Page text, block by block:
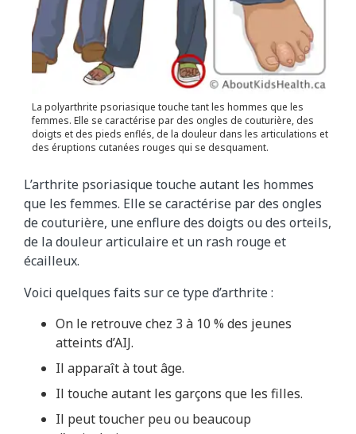
La polyarthrite psoriasique touche tant les hommes que les
femmes. Elle se caractérise par des ongles de couturière, des
doigts et des pieds enflés, de la douleur dans les articulations et
des éruptions cutanées rouges qui se desquament.
L’arthrite psoriasique touche autant les hommes
que les femmes. Elle se caractérise par des ongles
de couturière, une enflure des doigts ou des orteils,
de la douleur articulaire et un rash rouge et
écailleux.
Voici quelques faits sur ce type d’arthrite :
On le retrouve chez 3 à 10 % des jeunes
atteints d’AIJ.
Il apparaît à tout âge.
Il touche autant les garçons que les filles.
Il peut toucher peu ou beaucoup